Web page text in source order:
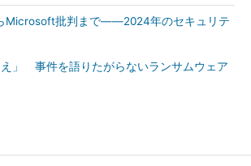
Microsoft批判まで――2024年のセキュリテ
」 事件を語りたがらないランサムウェア